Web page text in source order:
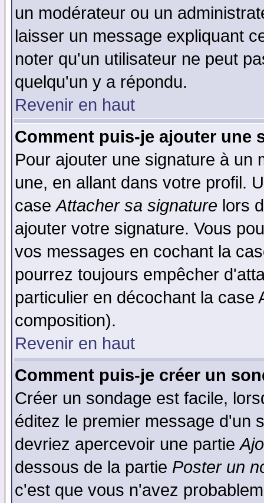
un modérateur ou un
laisser un message expliquant
noter qu'un utilisateur ne peut
quelqu'un y a répondu.
Revenir en haut
Comment puis-je ajouter une
Pour ajouter une signature à un
une, en allant dans votre profil.
caseAttacher sa signature lors
ajouter votre signature. Vous
vos messages en cochant la
pourrez toujours empêcher
particulier en décochant la
composition).
Revenir en haut
Comment puis-je créer un
Créer un sondage est facile,
éditez le premier message d'un
devriez apercevoir une partie
dessous de la partie Poster un
c'est que vous n'avez